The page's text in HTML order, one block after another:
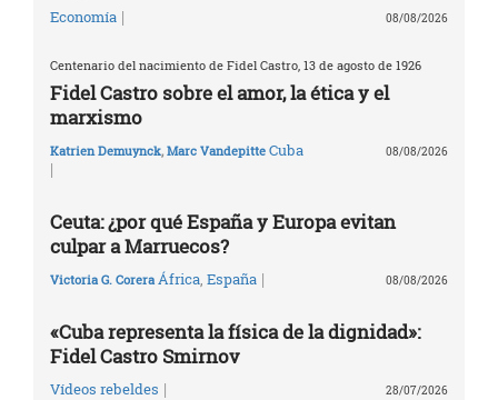
Economía | 08/08/2026
Centenario del nacimiento de Fidel Castro, 13 de agosto de 1926
Fidel Castro sobre el amor, la ética y el
marxismo
Katrien Demuynck, Marc Vandepitte Cuba
|
08/08/2026
Ceuta: ¿por qué España y Europa evitan
culpar a Marruecos?
Victoria G. Corera África España | 08/08/2026
«Cuba representa la física de la dignidad»:
Fidel Castro Smirnov
Vídeos rebeldes | 28/07/2026